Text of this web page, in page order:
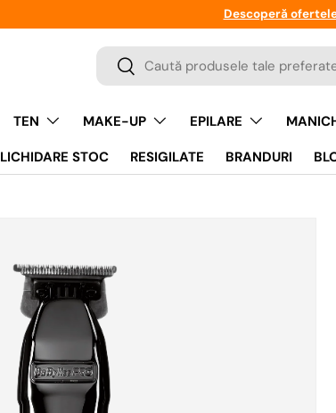
Descoperă
Cauta
Cauta
TEN MAKE-UP EPILARE
LICHIDARE STOC RESIGILATE BRANDURI